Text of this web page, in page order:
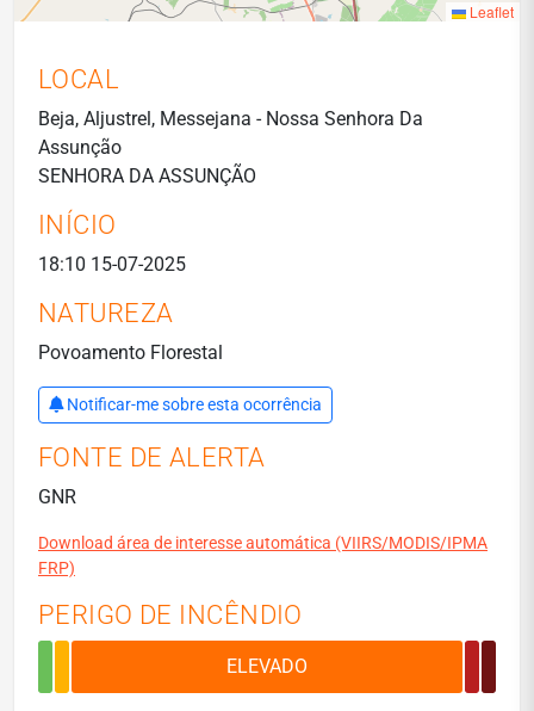
Leaflet
LOCAL
Beja, Aljustrel, Messejana - Nossa Senhora Da
Assunção
SENHORA DA ASSUNÇÃO
INÍCIO
18:10 15-07-2025
NATUREZA
Povoamento Florestal
Notificar-me sobre esta ocorrência
FONTE DE ALERTA
GNR
Download área de interesse automática (VIIRS/MODIS/IPMA
FRP)
PERIGO DE INCÊNDIO